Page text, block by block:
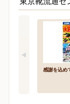
感謝を込